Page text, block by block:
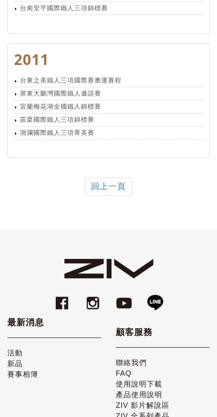
台南安平國際鐵人三項錦標賽
2011
台東之美鐵人三項國際賽奧運賽程
屏東大鵬灣國際鐵人邀請賽
宜蘭梅花湖全國鐵人錦標賽
苗栗國際鐵人三項錦標賽
洄瀾國際鐵人三項菁英賽
回上一頁
最新消息
活動
新品
賽事相簿
顧客服務
聯絡我們
FAQ
使用說明下載
產品使用說明
ZIV 影片解說區